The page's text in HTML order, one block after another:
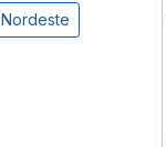
Nordeste